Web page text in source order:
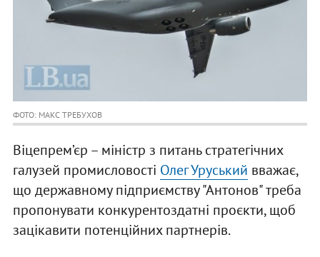
ФОТО: МАКС ТРЕБУХОВ
Віцепрем’єр – міністр з питань стратегічних
галузей промисловості Олег Уруський вважає,
що державному підприємству "Антонов" треба
пропонувати конкурентоздатні проєкти, щоб
зацікавити потенційних партнерів.